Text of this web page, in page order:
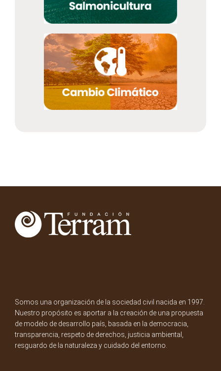
Somos una organización de la sociedad civil nacida en 1997.
Nuestro propósito es aportar a la creación de una propuesta
de modelo de desarrollo país, basada en la democracia,
transparencia, respeto de derechos, justicia ambiental,
resguardo de la naturaleza y cuidado del entorno.